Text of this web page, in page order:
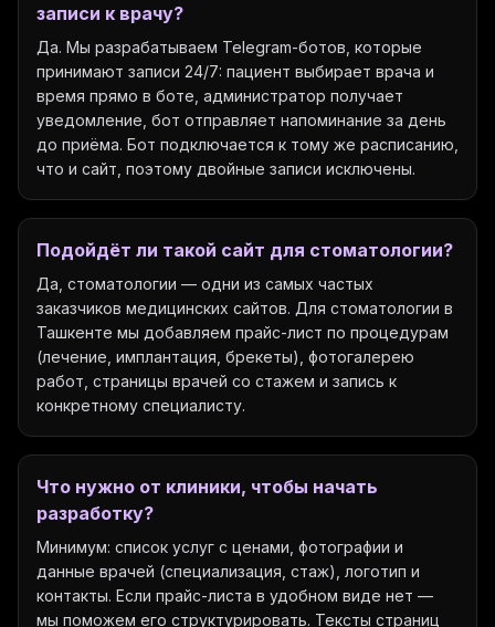
записи к врачу?
Да. Мы разрабатываем Telegram-ботов, которые
принимают записи 24/7: пациент выбирает врача и
время прямо в боте, администратор получает
уведомление, бот отправляет напоминание за день
до приёма. Бот подключается к тому же расписанию,
что и сайт, поэтому двойные записи исключены.
Подойдёт ли такой сайт для стоматологии?
Да, стоматологии — одни из самых частых
заказчиков медицинских сайтов. Для стоматологии в
Ташкенте мы добавляем прайс-лист по процедурам
(лечение, имплантация, брекеты), фотогалерею
работ, страницы врачей со стажем и запись к
конкретному специалисту.
Что нужно от клиники, чтобы начать
разработку?
Минимум: список услуг с ценами, фотографии и
данные врачей (специализация, стаж), логотип и
контакты. Если прайс-листа в удобном виде нет —
мы поможем его структурировать. Тексты страниц